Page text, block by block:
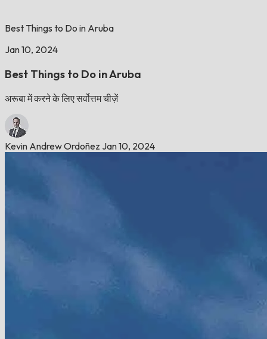
Best Things to Do in Aruba
Jan 10, 2024
Best Things to Do in Aruba
अरूबा में करने के लिए सर्वोत्तम चीज़ें
Kevin Andrew Ordoñez Jan 10, 2024